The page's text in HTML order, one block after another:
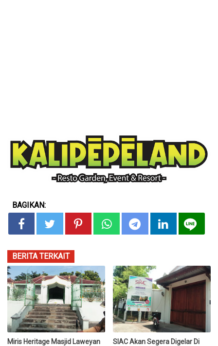
BAGIKAN:
BERITA TERKAIT
Miris Heritage Masjid Laweyan
SIAC Akan Segera Digelar Di